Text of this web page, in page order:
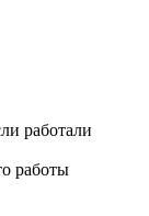
работали
работы